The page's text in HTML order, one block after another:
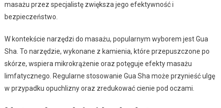
masażu przez specjalistę zwiększa jego efektywność i
bezpieczeństwo.
W kontekście narzędzi do masażu, popularnym wyborem jest Gua
Sha. To narzędzie, wykonane z kamienia, które przepuszczone po
skórze, wspiera mikrokrążenie oraz potęguje efekty masażu
limfatycznego. Regularne stosowanie Gua Sha może przynieść ulgę
w przypadku opuchlizny oraz zredukować cienie pod oczami.